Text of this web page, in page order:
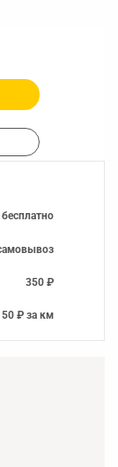
бесплатно
350 ₽
50 ₽ за км